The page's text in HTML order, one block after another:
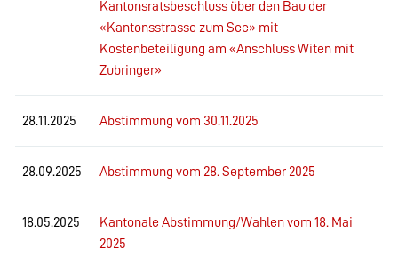
Kantonsratsbeschluss über den Bau der
«Kantonsstrasse zum See» mit
Kostenbeteiligung am «Anschluss Witen mit
Zubringer»
28.11.2025 Abstimmung vom 30.11.2025
28.09.2025 Abstimmung vom 28. September 2025
18.05.2025
Kantonale Abstimmung/Wahlen vom 18. Mai
2025